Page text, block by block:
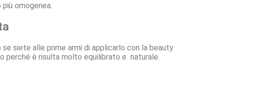
omogenea.
siete alle prime armi di applicarlo con la beauty
perché è risulta molto equilibrato e naturale.